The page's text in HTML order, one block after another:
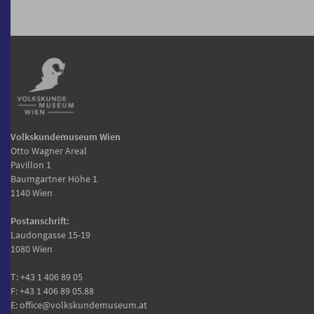
Volkskundemuseum Wien
Otto Wagner Areal
Pavillon 1
Baumgartner Höhe 1
1140 Wien
Postanschrift:
Laudongasse 15-19
1080 Wien
T:+43 1 406 89 05
F: +43 1 406 89 05.88
E:office@volkskundemuseum.at